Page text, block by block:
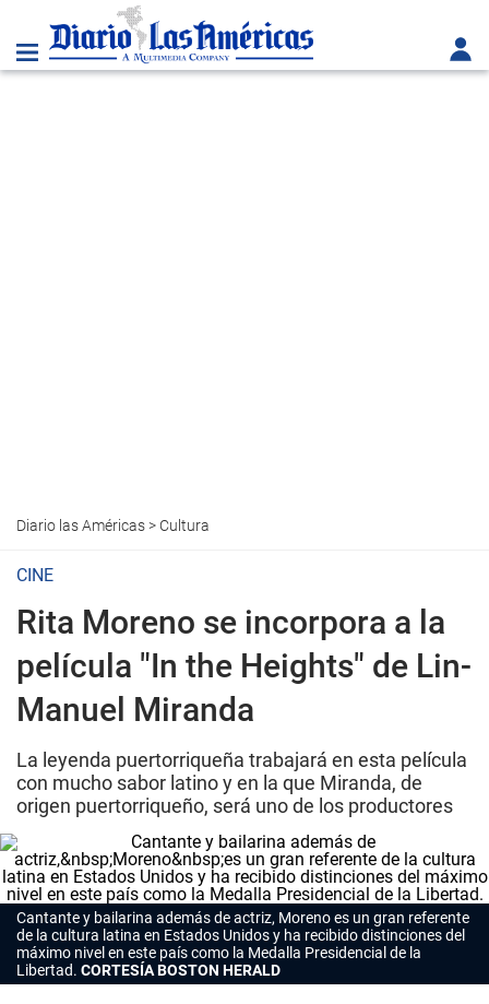
Diario las Américas> Cultura
CINE
Rita Moreno se incorpora a la
película "In the Heights" de Lin-
Manuel Miranda
La leyenda puertorriqueña trabajará en esta película
con mucho sabor latino y en la que Miranda, de
origen puertorriqueño, será uno de los productores
Cantante y bailarina además de actriz, Moreno es un gran referente
de la cultura latina en Estados Unidos y ha recibido distinciones del
máximo nivel en este país como la Medalla Presidencial de la
Libertad. CORTESÍA BOSTON HERALD